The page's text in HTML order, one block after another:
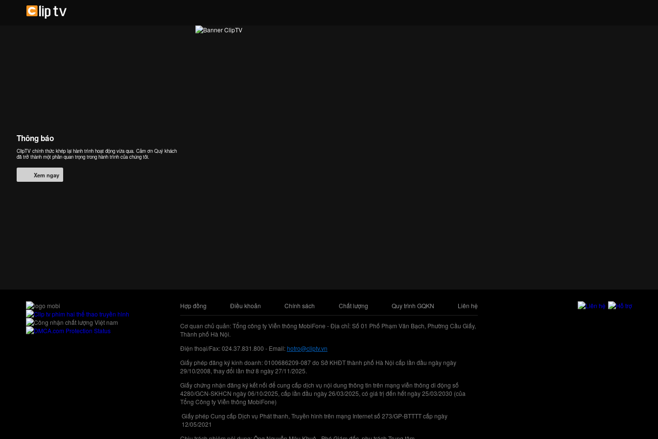
Thông báo
ClipTV chính thức khép lại hành trình hoạt động vừa qua. Cảm ơn Quý khách
đã trở thành một phần quan trọng trong hành trình của chúng tôi.
Xem ngay
Hợp đồng Điều khoản Chính sách Chất lượng Quy trình GQKN Liên hệ
Cơ quan chủ quản: Tổng công ty Viễn thông MobiFone - Địa chỉ: Số 01 Phố Phạm Văn Bạch, Phường Cầu Giấy,
Thành phố Hà Nội.
Điện thoại/Fax: 024.37.831.800 - Email:hotro@cliptv.vn
Giấy phép đăng ký kinh doanh: 0100686209-087 do Sở KHĐT thành phố Hà Nội cấp lần đầu ngày ngày
29/10/2008, thay đổi lần thứ 8 ngày 27/11/2025.
Giấy chứng nhận đăng ký kết nối để cung cấp dịch vụ nội dung thông tin trên mạng viễn thông di động số
4280/GCN-SKHCN ngày 06/10/2025, cấp lần đầu ngày 26/03/2025, có giá trị đến hết ngày 25/03/2030 (của
Tổng Công ty Viễn thông MobiFone)
Giấy phép Cung cấp Dịch vụ Phát thanh, Truyền hình trên mạng Internet số 273/GP-BTTTT cấp ngày
12/05/2021